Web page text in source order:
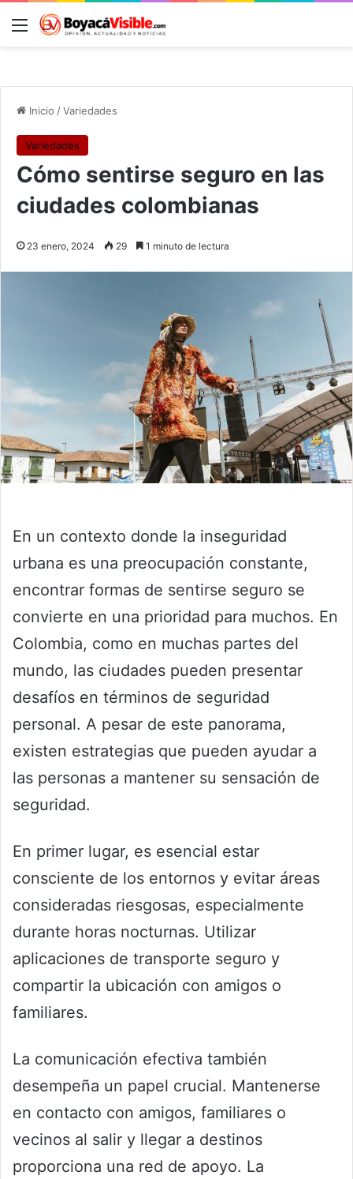
Menú
Inicio /Variedades
Variedades
Cómo sentirse seguro en las
ciudades colombianas
23 enero, 2024 29 1 minuto de lectura
En un contexto donde la inseguridad
urbana es una preocupación constante,
encontrar formas de sentirse seguro se
convierte en una prioridad para muchos. En
Colombia, como en muchas partes del
mundo, las ciudades pueden presentar
desafíos en términos de seguridad
personal. A pesar de este panorama,
existen estrategias que pueden ayudar a
las personas a mantener su sensación de
seguridad.
En primer lugar, es esencial estar
consciente de los entornos y evitar áreas
consideradas riesgosas, especialmente
durante horas nocturnas. Utilizar
aplicaciones de transporte seguro y
compartir la ubicación con amigos o
familiares.
La comunicación efectiva también
desempeña un papel crucial. Mantenerse
en contacto con amigos, familiares o
vecinos al salir y llegar a destinos
proporciona una red de apoyo. La